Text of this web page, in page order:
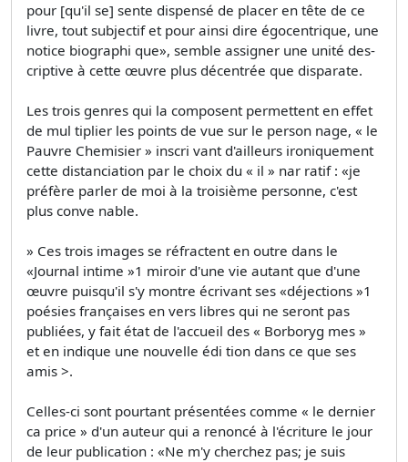
pour [qu'il se] sente dispensé de placer en tête de ce
livre, tout subjectif et pour ainsi dire égocentrique, une
notice biographi­ que», semble assigner une unité des­
criptive à cette œuvre plus décentrée que disparate.
Les trois genres qui la composent permettent en effet
de mul­ tiplier les points de vue sur le person­ nage, « le
Pauvre Chemisier » inscri­ vant d'ailleurs ironiquement
cette distanciation par le choix du « il » nar­ ratif : «je
préfère parler de moi à la troisième personne, c'est
plus conve­ nable.
» Ces trois images se réfractent en outre dans le
«Journal intime »1 miroir d'une vie autant que d'une
œuvre puisqu'il s'y montre écrivant ses «déjections »1
poésies françaises en vers libres qui ne seront pas
publiées, y fait état de l'accueil des « Borboryg­ mes »
et en indique une nouvelle édi­ tion dans ce que ses
amis >.
Celles-ci sont pourtant présentées comme « le dernier
ca­ price » d'un auteur qui a renoncé à l'écriture le jour
de leur publication : «Ne m'y cherchez pas; je suis